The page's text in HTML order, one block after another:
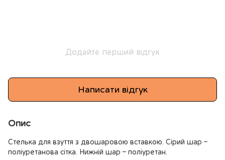
Додайте перший відгук
Написати відгук
Опис
Стелька для взуття з двошаровою вставкою. Сірий шар –
поліуретанова сітка. Нижній шар – поліуретан.